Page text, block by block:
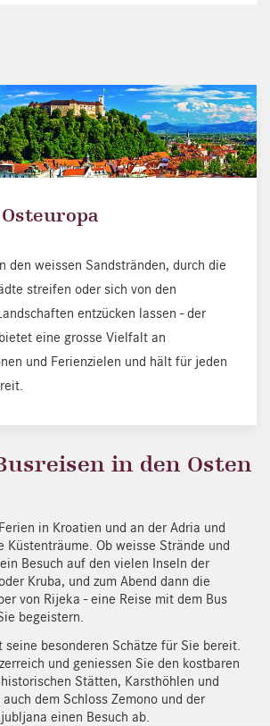
den weissen Sandstränden, durch die
streifen oder sich von den
entzücken lassen - der
eine grosse Vielfalt an
und Ferienzielen und hält für jeden
in den Osten
in Kroatien und an der Adria und
Küstenträume. Ob weisse Strände und
Besuch auf den vielen Inseln der
Kruba, und zum Abend dann die
von Rijeka - eine Reise mit dem Bus
begeistern.
besonderen Schätze für Sie bereit.
und geniessen Sie den kostbaren
Stätten, Karsthöhlen und
dem Schloss Zemono und der
einen Besuch ab.